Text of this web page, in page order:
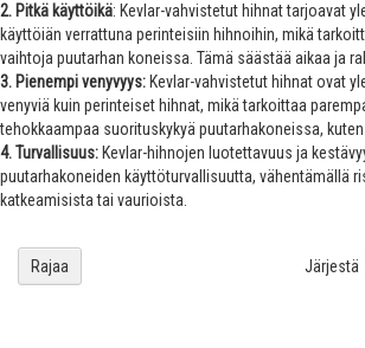
2. Pitkä käyttöikä: Kevlar-vahvistetut hihnat tarjoavat
käyttöiän verrattuna perinteisiin hihnoihin, mikä
vaihtoja puutarhan koneissa. Tämä säästää aikaa ja
3. Pienempi venyvyys: Kevlar-vahvistetut hihnat ovat
venyviä kuin perinteiset hihnat, mikä tarkoittaa
tehokkaampaa suorituskykyä puutarhakoneissa,
4. Turvallisuus: Kevlar-hihnojen luotettavuus ja
puutarhakoneiden käyttöturvallisuutta, vähentämällä
katkeamisista tai vaurioista.
Järjestä
Rajaa